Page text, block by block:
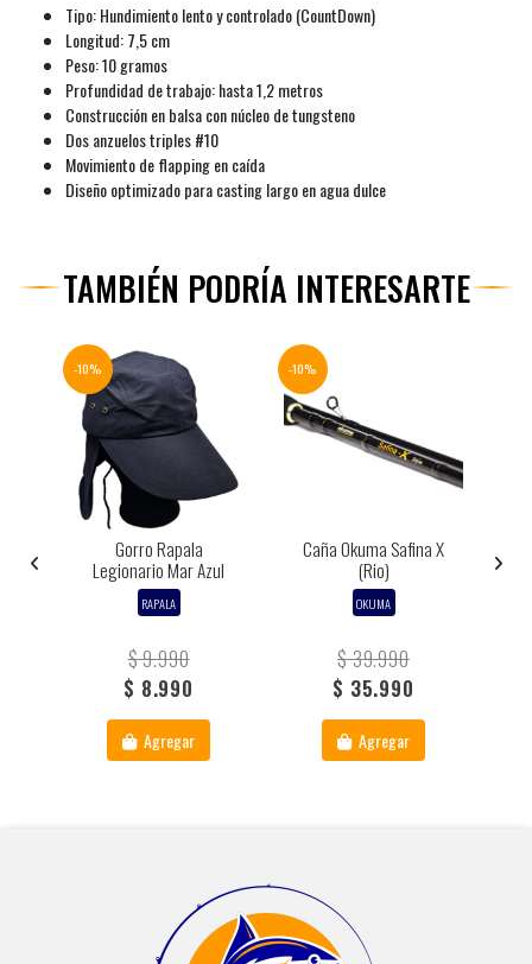
Tipo: Hundimiento lento y controlado (CountDown)
Longitud: 7,5 cm
Peso: 10 gramos
Profundidad de trabajo: hasta 1,2 metros
Construcción en balsa con núcleo de tungsteno
Dos anzuelos triples #10
Movimiento de flapping en caída
Diseño optimizado para casting largo en agua dulce
TAMBIÉN PODRÍA INTERESARTE
-10%
Gorro Rapala
Legionario Mar Azul
RAPALA
$ 9.990
$ 8.990
Agregar
-10%
Caña Okuma Safina X
(rio)
OKUMA
$ 39.990
$ 35.990
Agregar